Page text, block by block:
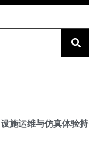
施运维与仿真体验持